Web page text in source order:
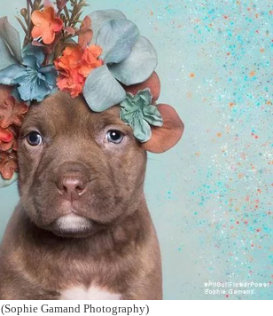
(Sophie Gamand Photography)